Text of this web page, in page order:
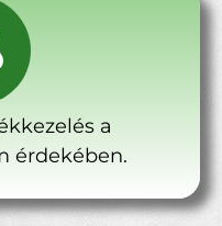
a
érdekében.